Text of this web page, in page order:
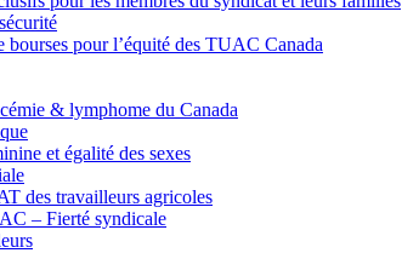
bourses pour l’équité des TUAC Canada
& lymphome du Canada
et égalité des sexes
des travailleurs agricoles
– Fierté syndicale